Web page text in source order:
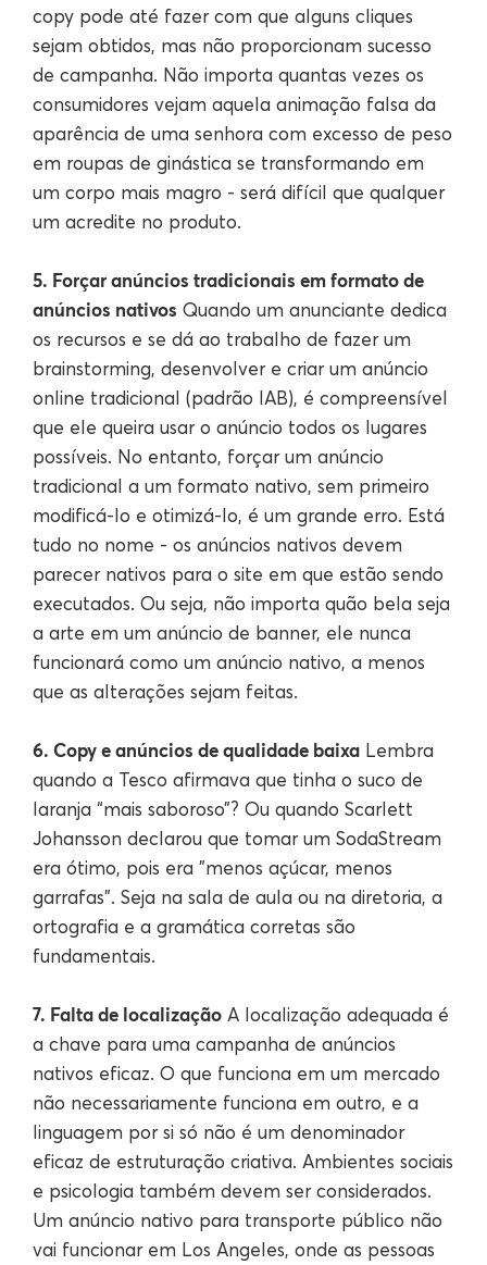
copy pode até fazer com que alguns cliques
sejam obtidos, mas não proporcionam sucesso
de campanha. Não importa quantas vezes os
consumidores vejam aquela animação falsa da
aparência de uma senhora com excesso de peso
em roupas de ginástica se transformando em
um corpo mais magro - será difícil que qualquer
um acredite no produto.
5. Forçar anúncios tradicionais em formato de
anúncios nativos Quando um anunciante dedica
os recursos e se dá ao trabalho de fazer um
brainstorming, desenvolver e criar um anúncio
online tradicional (padrão IAB), é compreensível
que ele queira usar o anúncio todos os lugares
possíveis. No entanto, forçar um anúncio
tradicional a um formato nativo, sem primeiro
modificá-lo e otimizá-lo, é um grande erro. Está
tudo no nome - os anúncios nativos devem
parecer nativos para o site em que estão sendo
executados. Ou seja, não importa quão bela seja
a arte em um anúncio de banner, ele nunca
funcionará como um anúncio nativo, a menos
que as alterações sejam feitas.
6. Copy e anúncios de qualidade baixa Lembra
quando a Tesco afirmava que tinha o suco de
laranja “mais saboroso”? Ou quando Scarlett
Johansson declarou que tomar um SodaStream
era ótimo, pois era "menos açúcar, menos
garrafas". Seja na sala de aula ou na diretoria, a
ortografia e a gramática corretas são
fundamentais.
7. Falta de localização A localização adequada é
a chave para uma campanha de anúncios
nativos eficaz. O que funciona em um mercado
não necessariamente funciona em outro, e a
linguagem por si só não é um denominador
eficaz de estruturação criativa. Ambientes sociais
e psicologia também devem ser considerados.
Um anúncio nativo para transporte público não
vai funcionar em Los Angeles, onde as pessoas